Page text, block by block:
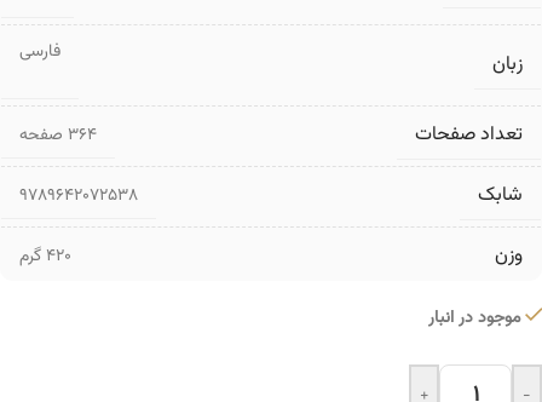
زبان فارسی
تعداد صفحات ۳۶۴ صفحه
شابک 9789642072538
وزن 420 گرم
موجود در انبار
-
+